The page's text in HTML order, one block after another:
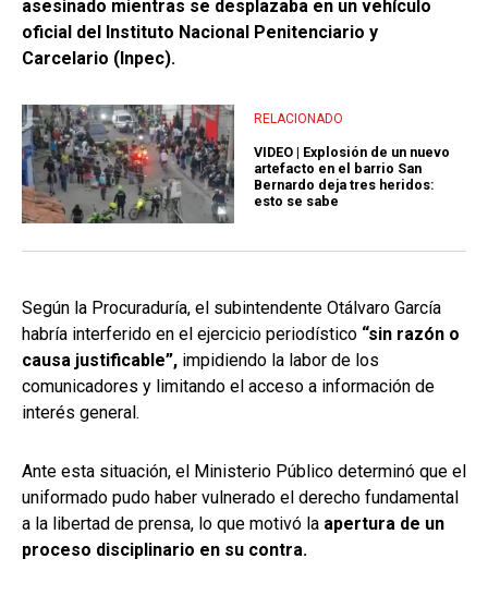
asesinado mientras se desplazaba en un vehículo
oficial del Instituto Nacional Penitenciario y
Carcelario (Inpec).
RELACIONADO
VIDEO | Explosión de un nuevo
artefacto en el barrio San
Bernardo deja tres heridos:
esto se sabe
Según la Procuraduría, el subintendente Otálvaro García
habría interferido en el ejercicio periodístico “sin razón o
causa justificable”, impidiendo la labor de los
comunicadores y limitando el acceso a información de
interés general.
Ante esta situación, el Ministerio Público determinó que el
uniformado pudo haber vulnerado el derecho fundamental
a la libertad de prensa, lo que motivó la apertura de un
proceso disciplinario en su contra.